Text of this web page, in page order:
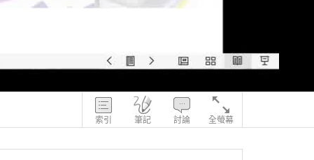
索引 筆記 討論 全螢幕